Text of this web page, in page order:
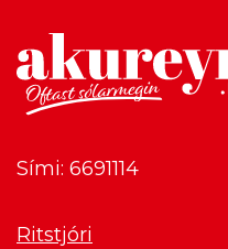
Sími: 6691114
Ritstjóri